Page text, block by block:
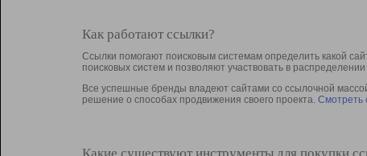
Как работают ссылки?
Ссылки помогают поисковым системам определить какой
поисковых систем и позволяют участвовать в
Все успешные бренды владеют сайтами со ссылочной
решение о способах продвижения своего проекта. Смотреть